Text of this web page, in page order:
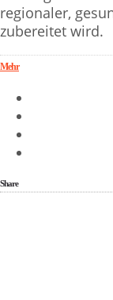
regionaler,
zubereitet wird.
Mehr
Share